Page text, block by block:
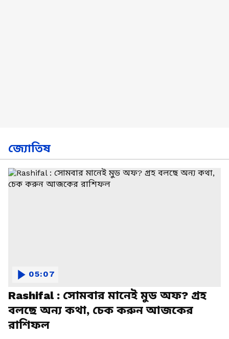
জ্যোতিষ
Rashifal : সোমবার মানেই মুড অফ? গ্রহ
বলছে অন্য কথা, চেক করুন আজকের
রাশিফল
05:07